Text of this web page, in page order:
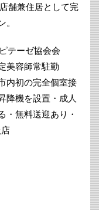
舗兼住居として完
テーゼ協会会
美容師常駐勤
内初の完全個室接
降機を設置・成人
・無料送迎あり・